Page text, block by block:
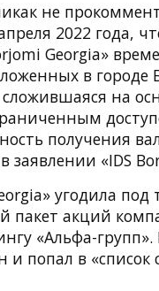
не
2022 года,
Georgia»
в
на
получения
«IDS
угодила
пакет акций
«Альфа-
попал в